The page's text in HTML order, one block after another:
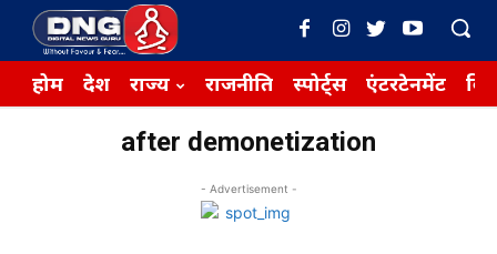
होम देश राज्य राजनीति स्पोर्ट्स एंटरटेनमेंट
after demonetization
- Advertisement -